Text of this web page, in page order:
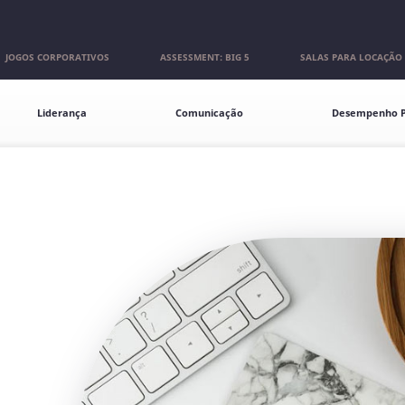
JOGOS CORPORATIVOS ASSESSMENT: BIG 5 SALAS PARA LOCAÇÃO
Liderança Comunicação Desempenho